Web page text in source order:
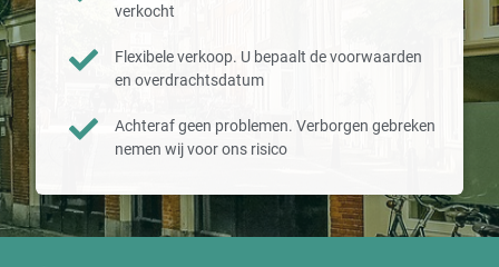
verkocht
Flexibele verkoop. U bepaalt de voorwaarden
en overdrachtsdatum
Achteraf geen problemen. Verborgen gebreken
nemen wij voor ons risico